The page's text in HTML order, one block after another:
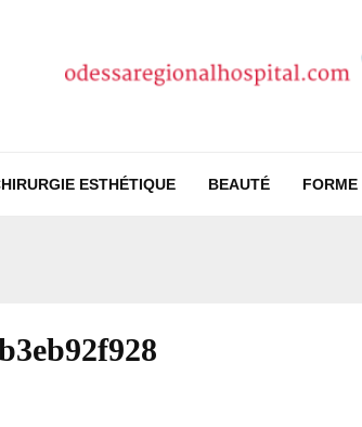
ESTHÉTIQUE BEAUTÉ FORME